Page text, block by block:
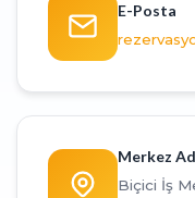
E-Posta
Merkez
Biçici İş